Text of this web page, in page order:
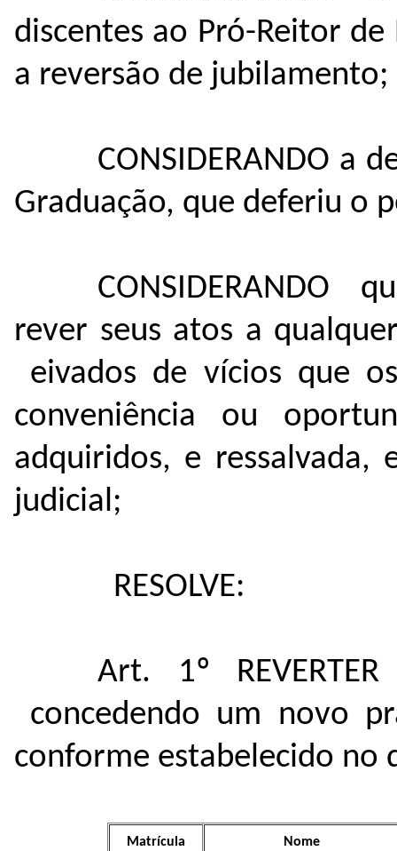
discentes ao Pró-Reitor
a reversão de jubilamento;
CONSIDERANDO a
Graduação, que deferiu o
CONSIDERANDO
rever seus atos a
eivados de vícios que
conveniência ou
adquiridos, e ressalvada,
judicial;
RESOLVE:
Art. 1º
concedendo um novo
conforme estabelecido no
Matrícula Nome